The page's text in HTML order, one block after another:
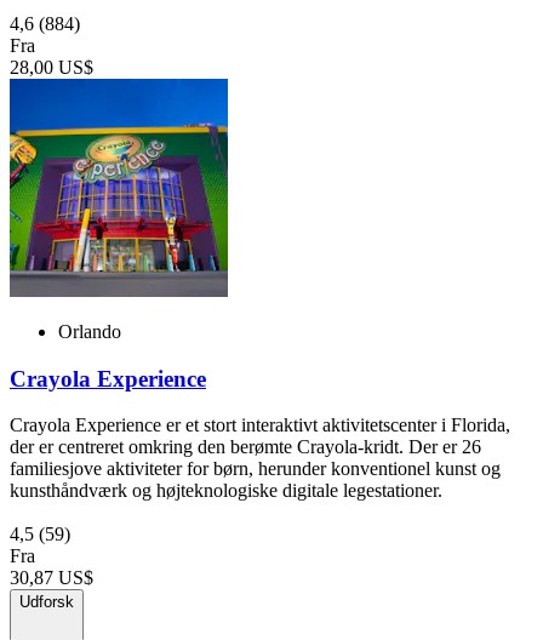
4,6 (884)
Fra
28,00 US$
Orlando
Crayola Experience
Crayola Experience er et stort interaktivt aktivitetscenter i Florida,
der er centreret omkring den berømte Crayola-kridt. Der er 26
familiesjove aktiviteter for børn, herunder konventionel kunst og
kunsthåndværk og højteknologiske digitale legestationer.
4,5 (59)
Fra
30,87 US$
Udforsk